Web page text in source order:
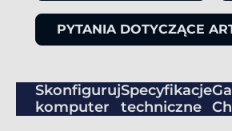
PYTANIA DOTYCZĄCE
Skonfiguruj
komputer
Specyfikacje
techniczne